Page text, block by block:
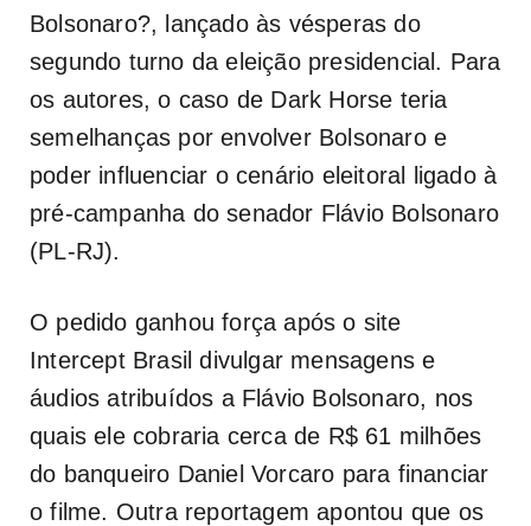
Bolsonaro?, lançado às vésperas do
segundo turno da eleição presidencial. Para
os autores, o caso de Dark Horse teria
semelhanças por envolver Bolsonaro e
poder influenciar o cenário eleitoral ligado à
pré-campanha do senador Flávio Bolsonaro
(PL-RJ).
O pedido ganhou força após o site
Intercept Brasil divulgar mensagens e
áudios atribuídos a Flávio Bolsonaro, nos
quais ele cobraria cerca de R$ 61 milhões
do banqueiro Daniel Vorcaro para financiar
o filme. Outra reportagem apontou que os